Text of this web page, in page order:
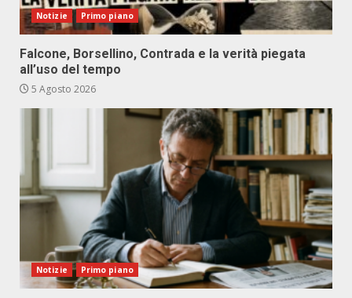
Notizie Primo piano
Falcone, Borsellino, Contrada e la verità piegata
all’uso del tempo
5 Agosto 2026
Notizie Primo piano